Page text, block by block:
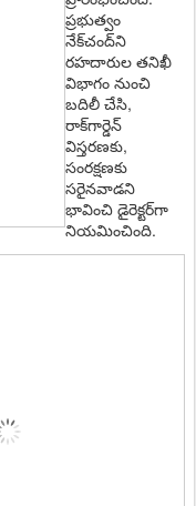
ప్ర‌భుత్వం
నేక్‌చంద్‌ని
ర‌హ‌దారుల త‌నిఖీ
విభాగం నుంచి
బ‌దిలీ చేసి,
రాక్‌గార్డెన్
విస్త‌ర‌ణకు,
సంర‌క్ష‌ణ‌కు
స‌రైన‌వాడ‌ని
భావించి డైరెక్ట‌ర్‌గా
నియ‌మించింది.